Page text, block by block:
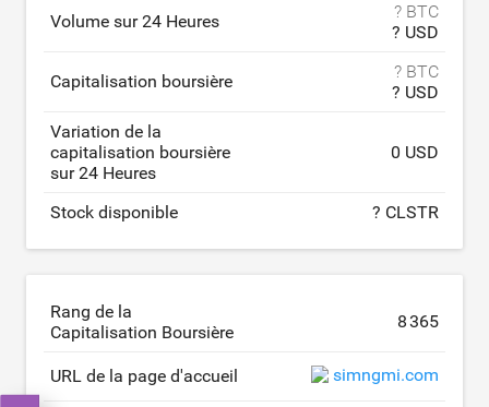
Volume sur 24 Heures
? BTC
? USD
Capitalisation boursière
? BTC
? USD
Variation de la
capitalisation boursière
sur 24 Heures
0 USD
Stock disponible ? CLSTR
Rang de la
Capitalisation Boursière
8 365
URL de la page d'accueil simngmi.com